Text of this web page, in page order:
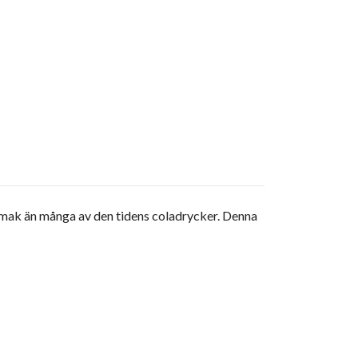
än många av den tidens coladrycker. Denna